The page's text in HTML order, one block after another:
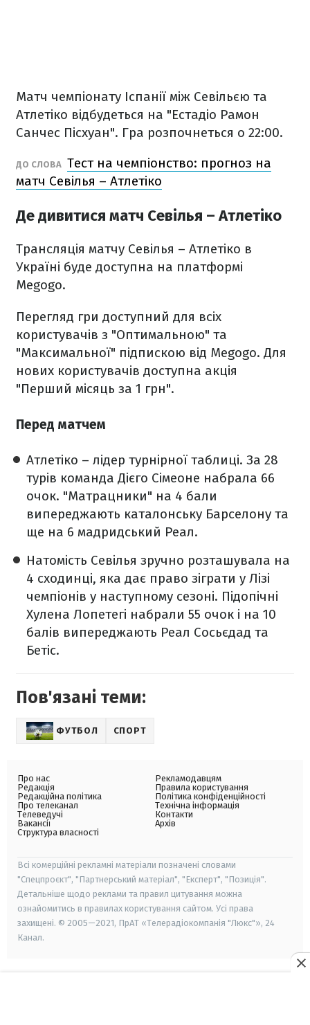
Матч чемпіонату Іспанії між Севільєю та
Атлетіко відбудеться на "Естадіо Рамон
Санчес Пісхуан". Гра розпочнеться о 22:00.
ДО СЛОВА Тест на чемпіонство: прогноз на
матч Севілья – Атлетіко
Де дивитися матч Севілья – Атлетіко
Трансляція матчу Севілья – Атлетіко в
Україні буде доступна на платформі
Megogo.
Перегляд гри доступний для всіх
користувачів з "Оптимальною" та
"Максимальної" підпискою від Megogo. Для
нових користувачів доступна акція
"Перший місяць за 1 грн".
Перед матчем
Атлетіко – лідер турнірної таблиці. За 28
турів команда Дієго Сімеоне набрала 66
очок. "Матрацники" на 4 бали
випереджають каталонську Барселону та
ще на 6 мадридський Реал.
Натомість Севілья зручно розташувала на
4 сходинці, яка дає право зіграти у Лізі
чемпіонів у наступному сезоні. Підопічні
Хулена Лопетегі набрали 55 очок і на 10
балів випереджають Реал Сосьєдад та
Бетіс.
Пов'язані теми:
ФУТБОЛ СПОРТ
Про нас
Редакція
Редакційна політика
Про телеканал
Телеведучі
Вакансії
Структура власності
Рекламодавцям
Правила користування
Політика конфіденційності
Технічна інформація
Контакти
Архів
Всі комерційні рекламні матеріали позначені словами
"Спецпроєкт", "Партнерський матеріал", "Експерт", "Позиція".
Детальніше щодо реклами та правил цитування можна
ознайомитись в правилах користування сайтом. Усі права
захищені. © 2005—2021, ПрАТ «Телерадіокомпанія "Люкс"», 24
Канал.